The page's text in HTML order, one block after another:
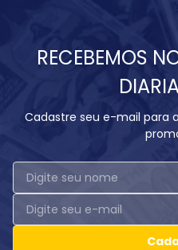
RECEBEMOS
Cadastre seu e-mail para